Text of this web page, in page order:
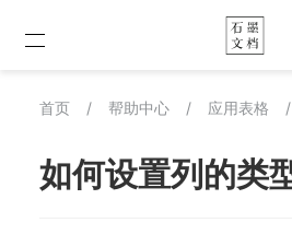
首页 / 帮助中心 / 应用表格 /
如何设置列的类